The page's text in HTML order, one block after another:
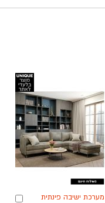
מערכת ישיבה פינתית
הוספה